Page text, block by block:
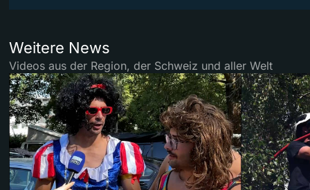
Weitere News
Videos aus der Region, der Schweiz und aller Welt